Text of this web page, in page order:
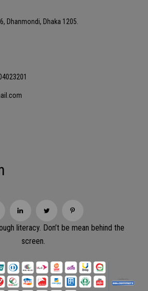
Dhanmondi, Dhaka 1205.
literacy. Don’t be mean behind the
screen.